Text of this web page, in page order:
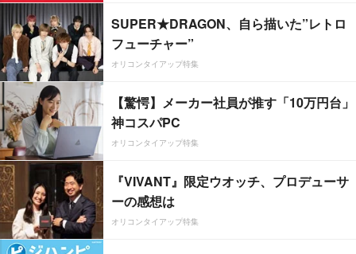
SUPER★DRAGON、自ら描いた”レトロ
フューチャー”
オリコンタイアップ特集
【驚愕】メーカー社員が推す「10万円台」
神コスパPC
オリコンタイアップ特集
『VIVANT』限定ウオッチ、プロデューサ
ーの感想は
オリコンタイアップ特集